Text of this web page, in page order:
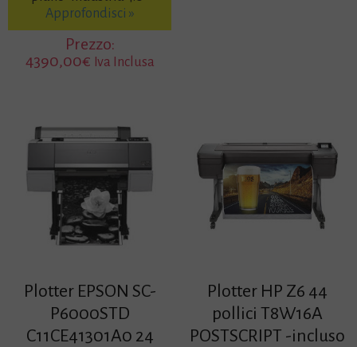
Approfondisci »
Prezzo:
4390,00€ Iva Inclusa
Plotter EPSON SC-
P6000STD
C11CE41301A0 24
Plotter HP Z6 44
pollici T8W16A
POSTSCRIPT -incluso